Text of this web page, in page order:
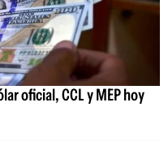
oficial, CCL y MEP hoy